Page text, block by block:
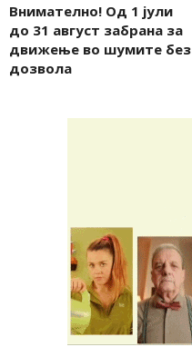
Внимателно! Од 1 јули
до 31 август забрана за
движење во шумите без
дозвола